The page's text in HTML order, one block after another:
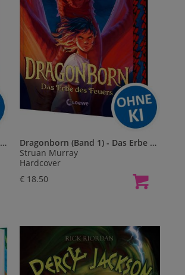
Wild Stork (Band 1) - Beschützer des Waldes
Dragonborn (Band 1) - Das Erbe des Feuers
Struan Murray
Hardcover
€ 18.50